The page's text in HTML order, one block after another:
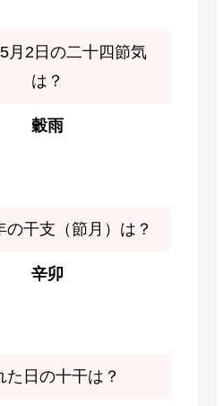
月2日の二十四節気
は？
穀雨
の干支（節月）は？
辛卯
た日の十干は？